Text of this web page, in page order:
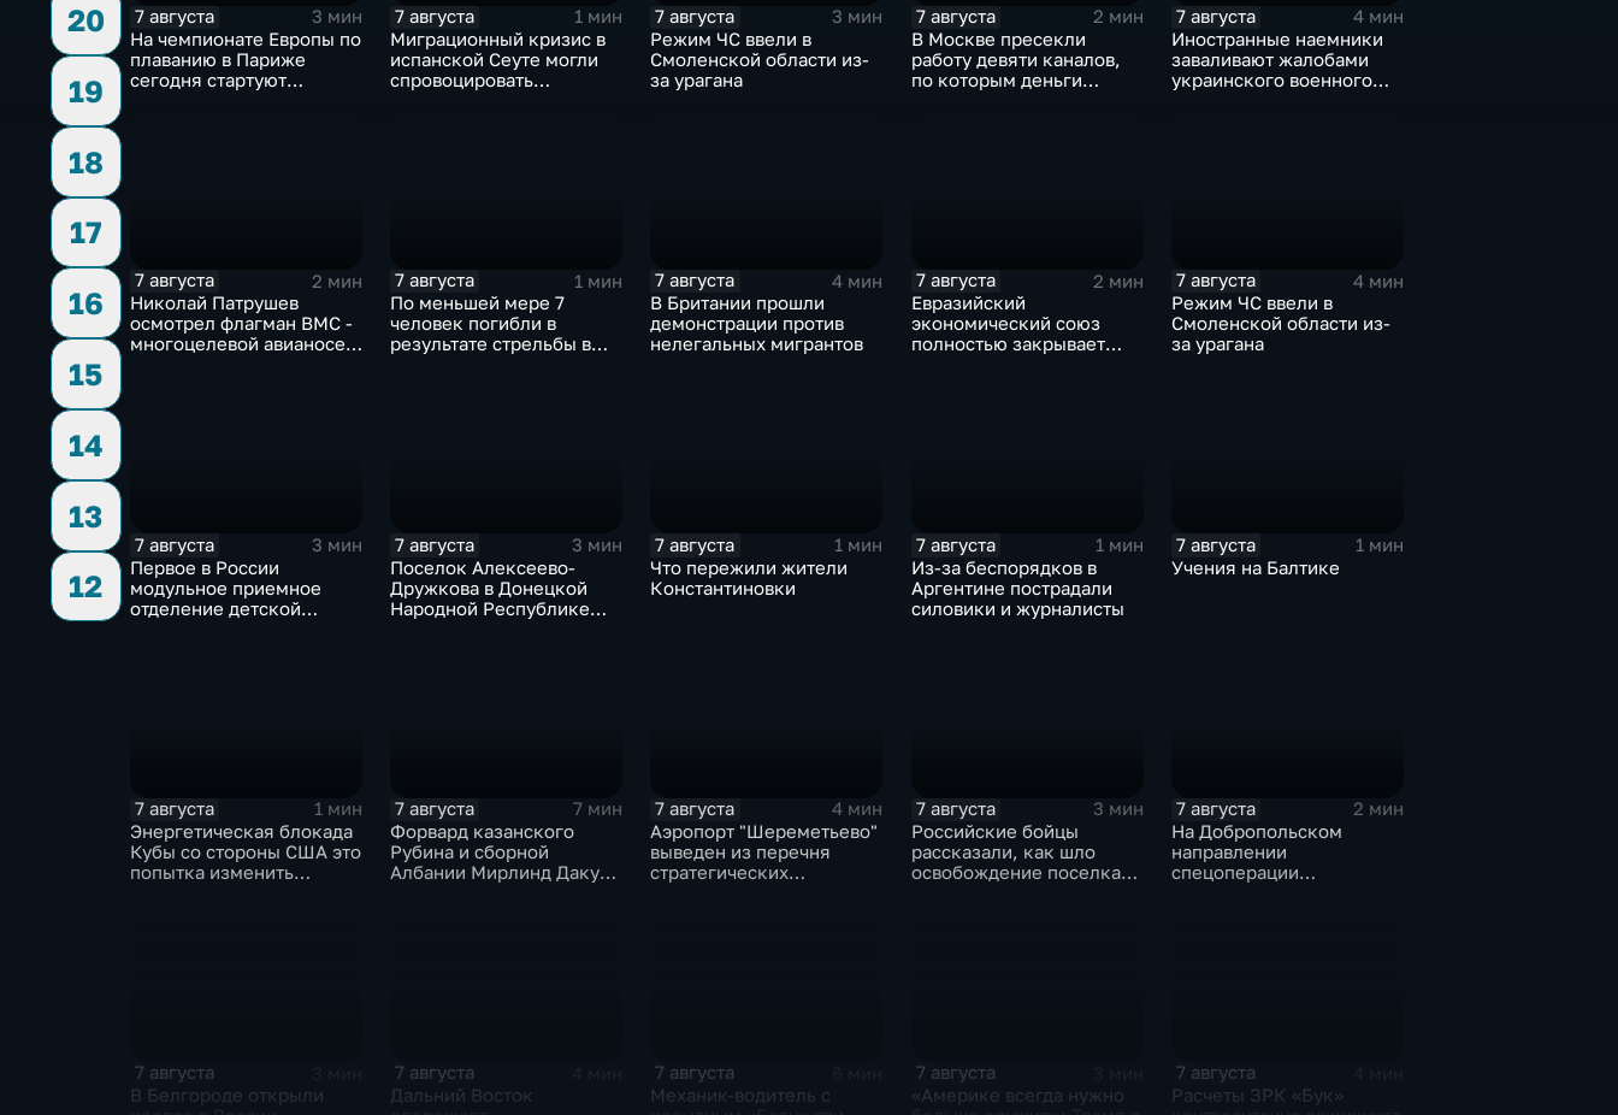
20
19
18
17
16
15
14
13
12
7 августа
3 мин
На чемпионате Европы по
плаванию в Париже
сегодня стартуют
7 августа
1 мин
Миграционный кризис в
испанской Сеуте могли
спровоцировать
7 августа
3 мин
Режим ЧС ввели в
Смоленской области из-
за урагана
7 августа
2 мин
В Москве пресекли
работу девяти каналов,
по которым деньги
7 августа
4 мин
Иностранные наемники
заваливают жалобами
украинского военного
7 августа
2 мин
Николай Патрушев
осмотрел флагман ВМС -
многоцелевой авианосец
7 августа
1 мин
По меньшей мере 7
человек погибли в
результате стрельбы в
7 августа
4 мин
В Британии прошли
демонстрации против
нелегальных мигрантов
7 августа
2 мин
Евразийский
экономический союз
полностью закрывает
7 августа
4 мин
Режим ЧС ввели в
Смоленской области из-
за урагана
7 августа
3 мин
Первое в России
модульное приемное
отделение детской
7 августа
3 мин
Поселок Алексеево-
Дружкова в Донецкой
Народной Республике
7 августа
1 мин
Что пережили жители
Константиновки
7 августа
1 мин
Из-за беспорядков в
Аргентине пострадали
силовики и журналисты
7 августа
1 мин
Учения на Балтике
7 августа
1 мин
Энергетическая блокада
Кубы со стороны США это
попытка изменить
7 августа
7 мин
Форвард казанского
Рубина и сборной
Албании Мирлинд Даку
7 августа
4 мин
Аэропорт "Шереметьево"
выведен из перечня
стратегических
7 августа
3 мин
Российские бойцы
рассказали, как шло
освобождение поселка
7 августа
2 мин
На Добропольском
направлении
спецоперации
7 августа
В Белгороде открыли
7 августа
Дальний Восток
7 августа
Механик-водитель с
7 августа
«Америке всегда нужно
7 августа
Расчеты ЗРК «Бук»